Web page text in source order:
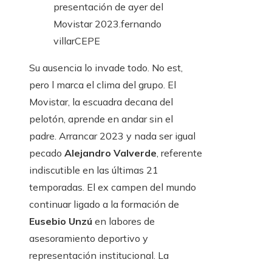
presentación de ayer del
Movistar 2023.fernando
villarCEPE
Su ausencia lo invade todo. No est,
pero l marca el clima del grupo. El
Movistar, la escuadra decana del
pelotón, aprende en andar sin el
padre. Arrancar 2023 y nada ser igual
pecado Alejandro Valverde, referente
indiscutible en las últimas 21
temporadas. El ex campen del mundo
continuar ligado a la formación de
Eusebio Unzú en labores de
asesoramiento deportivo y
representación institucional. La